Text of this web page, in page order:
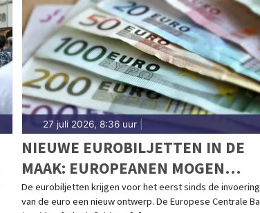
27 juli 2026, 8:36 uur|
NIEUWE EUROBILJETTEN IN DE
MAAK: EUROPEANEN MOGEN
VOORKEUR AANGEVEN
De eurobiljetten krijgen voor het eerst sinds de invoering
van de euro een nieuw ontwerp. De Europese Centrale